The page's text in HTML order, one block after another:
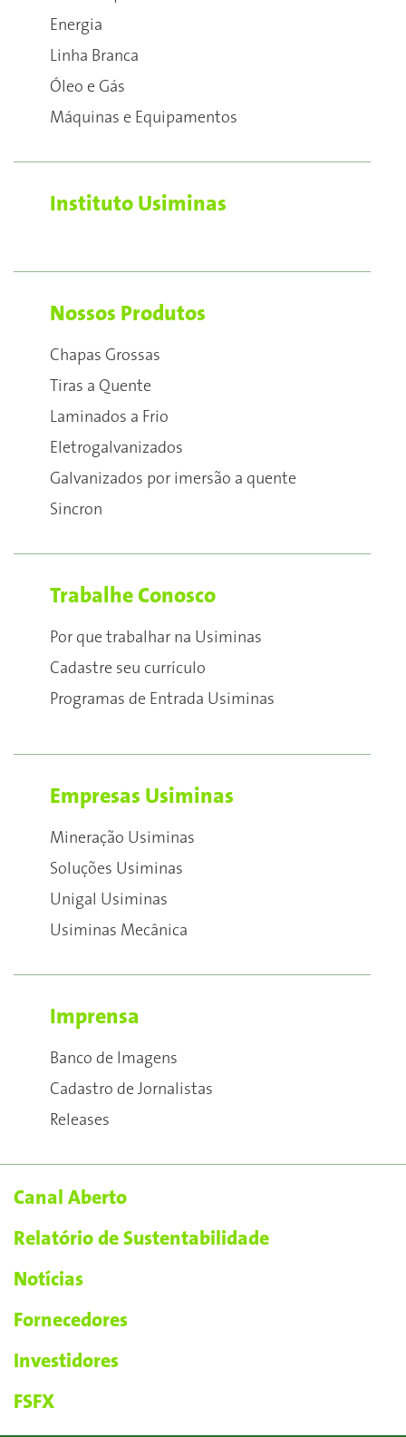
Energia
Linha Branca
Óleo e Gás
Máquinas e Equipamentos
Instituto Usiminas
Nossos Produtos
Chapas Grossas
Tiras a Quente
Laminados a Frio
Eletrogalvanizados
Galvanizados por imersão a quente
Sincron
Trabalhe Conosco
Por que trabalhar na Usiminas
Cadastre seu currículo
Programas de Entrada Usiminas
Empresas Usiminas
Mineração Usiminas
Soluções Usiminas
Unigal Usiminas
Usiminas Mecânica
Imprensa
Banco de Imagens
Cadastro de Jornalistas
Releases
Canal Aberto
Relatório de Sustentabilidade
Notícias
Fornecedores
Investidores
FSFX